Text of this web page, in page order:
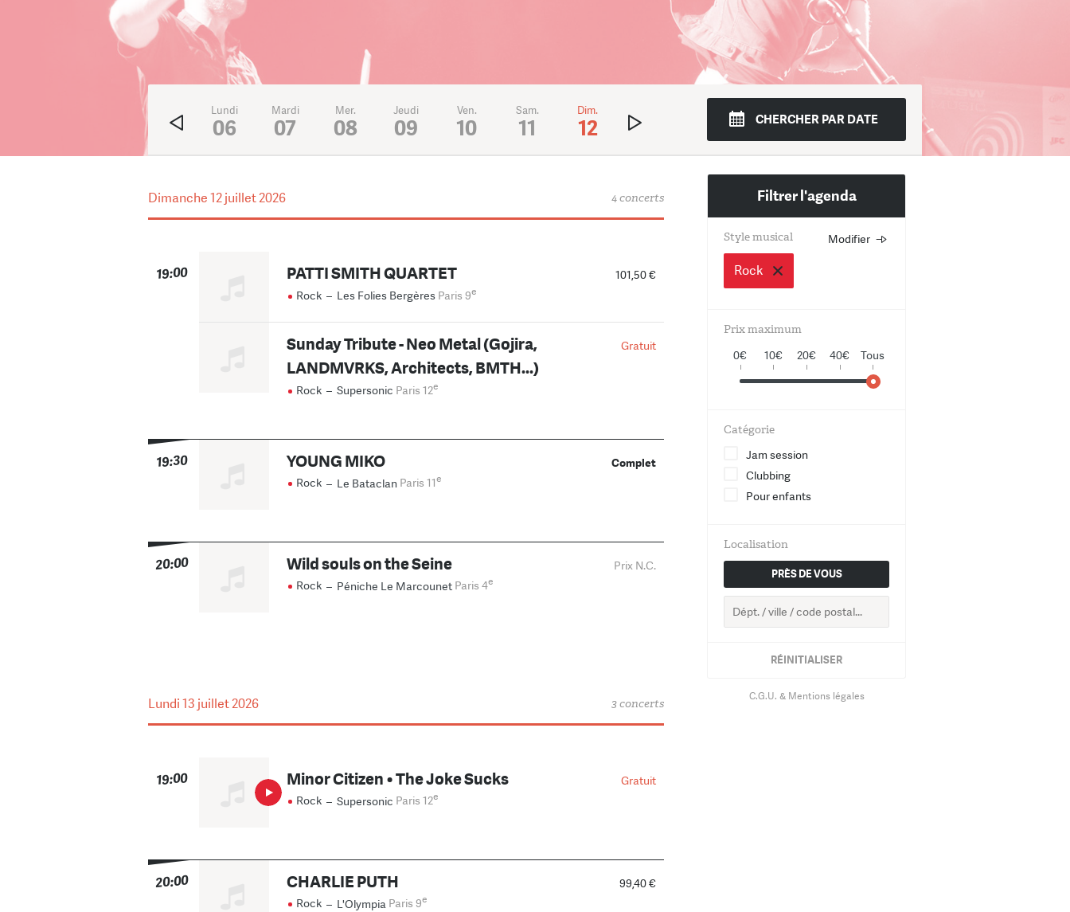
5
Lundi
06
Mardi
07
Mer.
08
Jeudi
09
Ven.
10
Sam.
11
Dim.
12 13 15 16 19
CHERCHER PAR DATE
Dimanche12 juillet 2026 4 concerts
19:00 101,50 €
PATTI SMITH QUARTET
Rock – Les Folies Bergères Paris 9e
Gratuit
Sunday Tribute - Neo Metal (Gojira,
LANDMVRKS, Architects, BMTH...)
Rock – Supersonic Paris 12e
19:30 Complet
YOUNG MIKO
Rock – Le Bataclan Paris 11e
20:00 Prix N.C.
Wild souls on the Seine
Rock – Péniche Le Marcounet Paris 4e
Lundi13 juillet 2026 3 concerts
19:00 Gratuit
Minor Citizen • The Joke Sucks
Rock – Supersonic Paris 12e
20:00 99,40 €
CHARLIE PUTH
Rock – L'Olympia Paris 9e
Filtrer l'agenda
Style musical Modifier
Rock
Prix maximum
0€ 10€ 20€ 40€ Tous
Catégorie
Jam session
Clubbing
Pour enfants
Localisation
PRÈS DE VOUS
RÉINITIALISER
C.G.U. & Mentions légales